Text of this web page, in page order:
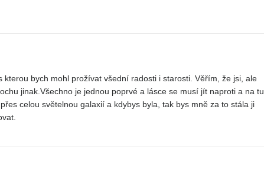
bych mohl prožívat všední radosti i starosti. Věřím, že jsi, ale
jinak.Všechno je jednou poprvé a lásce se musí jít naproti a na tu
celou světelnou galaxií a kdybys byla, tak bys mně za to stála ji